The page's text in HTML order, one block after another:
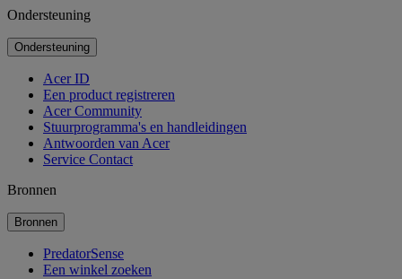
Ondersteuning
Ondersteuning
Acer ID
Een product registreren
Acer Community
Stuurprogramma's en handleidingen
Antwoorden van Acer
Service Contact
Bronnen
Bronnen
PredatorSense
Een winkel zoeken